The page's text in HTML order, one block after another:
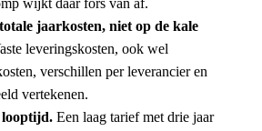
wijkt daar fors van af.
jaarkosten, niet op de kale
leveringskosten, ook wel
verschillen per leverancier en
vertekenen.
Een laag tarief met drie jaar